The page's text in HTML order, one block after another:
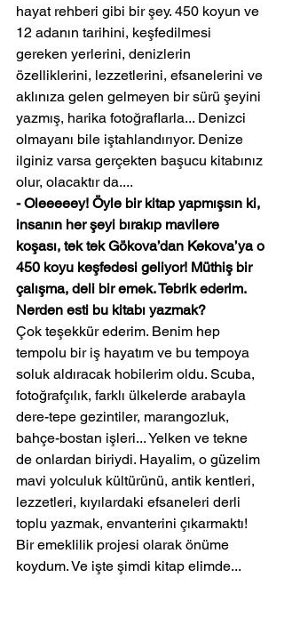
hayat rehberi gibi bir şey. 450 koyun ve
12 adanın tarihini, keşfedilmesi
gereken yerlerini, denizlerin
özelliklerini, lezzetlerini, efsanelerini ve
aklınıza gelen gelmeyen bir sürü şeyini
yazmış, harika fotoğraflarla... Denizci
olmayanı bile iştahlandırıyor. Denize
ilginiz varsa gerçekten başucu kitabınız
olur, olacaktır da....
- Oleeeeey! Öyle bir kitap yapmışsın ki,
insanın her şeyi bırakıp mavilere
koşası, tek tek Gökova’dan Kekova’ya o
450 koyu keşfedesi geliyor! Müthiş bir
çalışma, deli bir emek. Tebrik ederim.
Nerden esti bu kitabı yazmak?
Çok teşekkür ederim. Benim hep
tempolu bir iş hayatım ve bu tempoya
soluk aldıracak hobilerim oldu. Scuba,
fotoğrafçılık, farklı ülkelerde arabayla
dere-tepe gezintiler, marangozluk,
bahçe-bostan işleri... Yelken ve tekne
de onlardan biriydi. Hayalim, o güzelim
mavi yolculuk kültürünü, antik kentleri,
lezzetleri, kıyılardaki efsaneleri derli
toplu yazmak, envanterini çıkarmaktı!
Bir emeklilik projesi olarak önüme
koydum. Ve işte şimdi kitap elimde...